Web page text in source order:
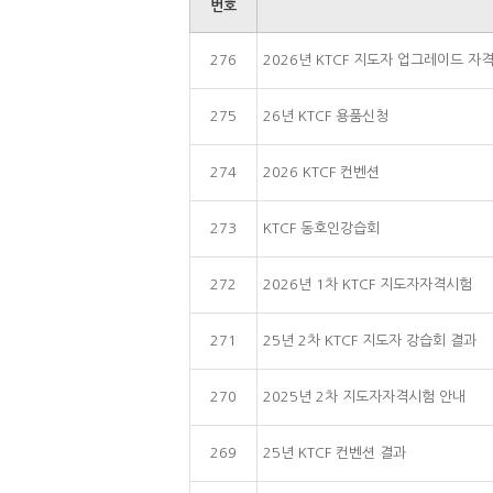
번호
276 2026년 KTCF 지도자 업그레이드 자
275 26년 KTCF 용품신청
274 2026 KTCF 컨벤션
273 KTCF 동호인강습회
272 2026년 1차 KTCF 지도자자격시험
271 25년 2차 KTCF 지도자 강습회 결과
270 2025년 2차 지도자자격시험 안내
269 25년 KTCF 컨벤션 결과